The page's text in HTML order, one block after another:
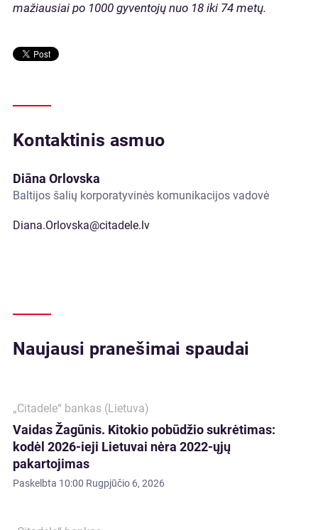
mažiausiai po 1000 gyventojų nuo 18 iki 74 metų.
Kontaktinis asmuo
Diāna Orlovska
Baltijos šalių korporatyvinės komunikacijos vadovė
Diana.Orlovska@citadele.lv
Naujausi pranešimai spaudai
„Citadele“ bankas (Lietuva)
Vaidas Žagūnis. Kitokio pobūdžio sukrėtimas:
kodėl 2026-ieji Lietuvai nėra 2022-ųjų
pakartojimas
Paskelbta 10:00 Rugpjūčio 6, 2026